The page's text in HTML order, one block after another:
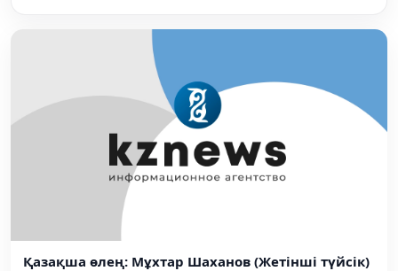
Қазақша өлең: Мұхтар Шаханов (Жетінші түйсік)